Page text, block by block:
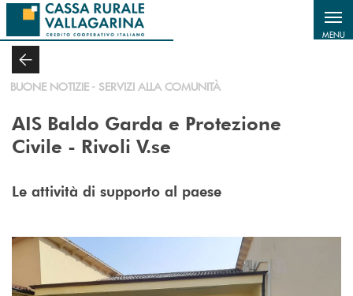
Salta al contenuto principale
MENU
BUONE NOTIZIE - SERVIZI ALLA COMUNITÀ
AIS Baldo Garda e Protezione
Civile - Rivoli V.se
Le attività di supporto al paese